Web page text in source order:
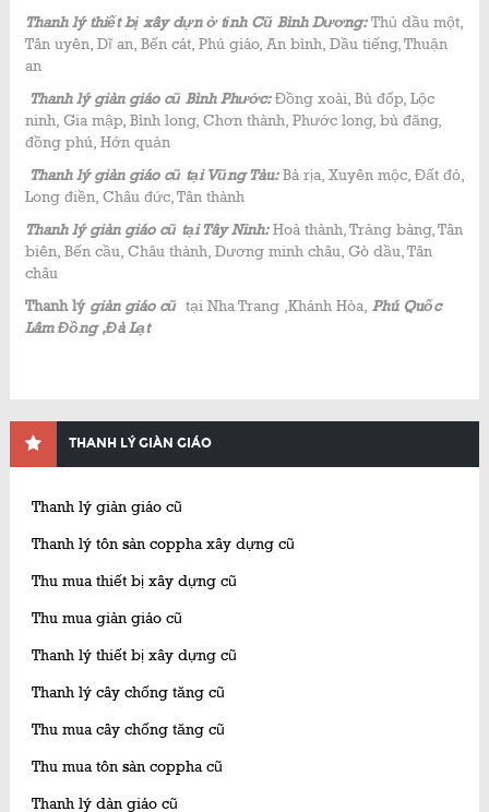
Thanh lý thiết bị xây dựn ở tỉnh Cũ Bình Dương:Thủ dầu một,
Tân uyên, Dĩ an, Bến cát, Phú giáo, An bình, Dầu tiếng, Thuận
an
Thanh lý giàn giáo cũ Bình Phước:Đồng xoài, Bù đốp, Lộc
ninh, Gia mập, Bình long, Chơn thành, Phước long, bù đăng,
đồng phú, Hớn quản
Thanh lý giàn giáo cũ tại Vũng Tàu:Bà rịa, Xuyên mộc, Đất đỏ,
Long điền, Châu đức, Tân thành
Thanh lý giàn giáo cũ tại Tây Ninh: Hoà thành, Trảng bàng, Tân
biên, Bến cầu, Châu thành, Dương minh châu, Gò dầu, Tân
châu
Thanh lý giàn giáo cũ tại Nha Trang ,Khánh Hòa, Phú Quốc
Lâm Đồng ,Đà Lạt
THANH LÝ GIÀN GIÁO
Thanh lý giàn giáo cũ
Thanh lý tôn sàn coppha xây dựng cũ
Thu mua thiết bị xây dựng cũ
Thu mua giàn giáo cũ
Thanh lý thiết bị xây dựng cũ
Thanh lý cây chống tăng cũ
Thu mua cây chống tăng cũ
Thu mua tôn sàn coppha cũ
Thanh lý dàn giáo cũ